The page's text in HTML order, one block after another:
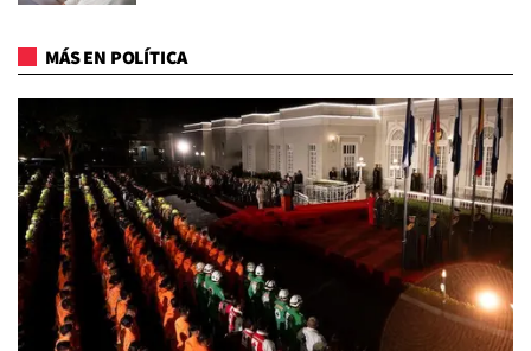
MÁS EN POLÍTICA